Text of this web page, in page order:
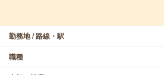
勤務地 / 路線・駅
職種